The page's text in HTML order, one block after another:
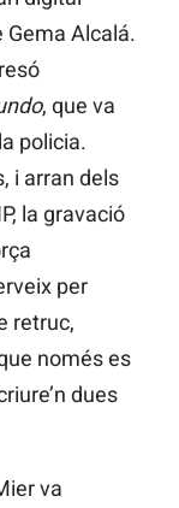
Gema Alcalá.
, que va
policia.
i arran dels
la gravació
per
retruc,
només es
dues
va